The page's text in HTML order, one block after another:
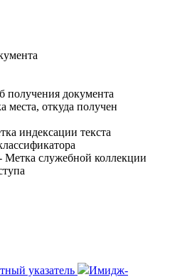
получения документа
места, откуда получен
индексации текста
Метка служебной коллекции
указатель
Имидж-